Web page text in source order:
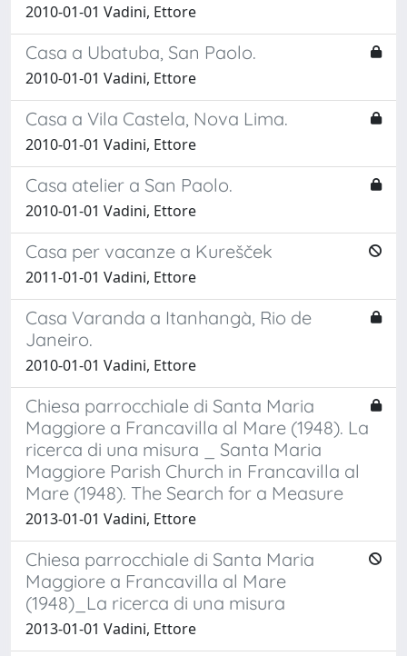
2010-01-01 Vadini, Ettore
Casa a Ubatuba, San Paolo.
2010-01-01 Vadini, Ettore
Casa a Vila Castela, Nova Lima.
2010-01-01 Vadini, Ettore
Casa atelier a San Paolo.
2010-01-01 Vadini, Ettore
Casa per vacanze a Kurešček
2011-01-01 Vadini, Ettore
Casa Varanda a Itanhangà, Rio de
Janeiro.
2010-01-01 Vadini, Ettore
Chiesa parrocchiale di Santa Maria
Maggiore a Francavilla al Mare (1948). La
ricerca di una misura _ Santa Maria
Maggiore Parish Church in Francavilla al
Mare (1948). The Search for a Measure
2013-01-01 Vadini, Ettore
Chiesa parrocchiale di Santa Maria
Maggiore a Francavilla al Mare
(1948)_La ricerca di una misura
2013-01-01 Vadini, Ettore